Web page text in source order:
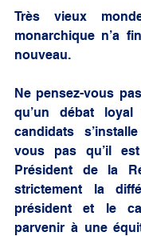
Très vieux
monarchique n’a
nouveau.
Ne pensez-vous
qu’un débat
candidats
vous pas qu’il
Président de la
strictement la
président et le
parvenir à une